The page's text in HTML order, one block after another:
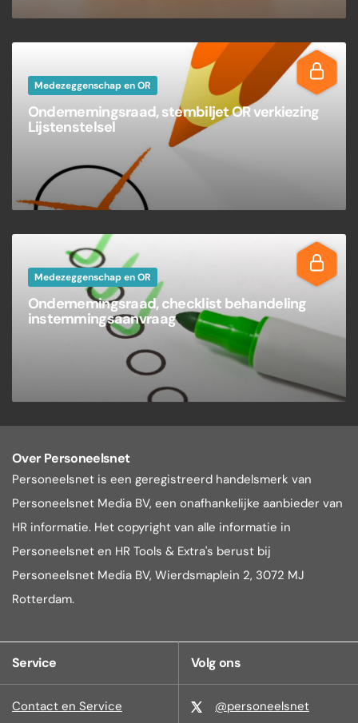
Medezeggenschap en OR
Ondernemingsraad, stembiljet OR verkiezing
Lijstenstelsel
Medezeggenschap en OR
Ondernemingsraad, checklist behandeling
instemmingsaanvraag
Over Personeelsnet
Personeelsnet is een geregistreerd handelsmerk van
Personeelsnet Media BV, een onafhankelijke aanbieder van
HR informatie. Het copyright van alle informatie in
Personeelsnet en HR Tools & Extra's berust bij
Personeelsnet Media BV, Wierdsmaplein 2, 3072 MJ
Rotterdam.
Service
Contact en Service
Volg ons
@personeelsnet